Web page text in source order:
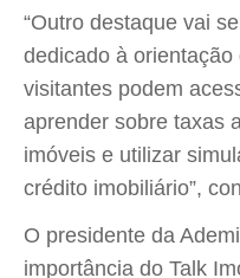
“Outro destaque vai
dedicado à
visitantes podem
aprender sobre taxas
imóveis e utilizar
crédito imobiliário”,
O presidente da
importância do Talk